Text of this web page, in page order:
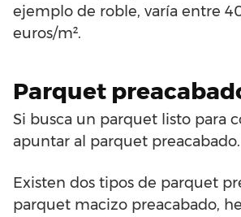
ejemplo de roble, varía entre
euros/m².
Parquet
Si busca un parquet listo para
apuntar al parquet preacabado.
Existen dos tipos de parquet
parquet macizo preacabado,